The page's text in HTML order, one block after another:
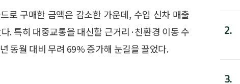
로 구매한 금액은 감소한 가운데, 수입 신차 매출
. 특히 대중교통을 대신할 근거리·친환경 이동 수
동월 대비 무려 69% 증가해 눈길을 끌었다.
2.
3.